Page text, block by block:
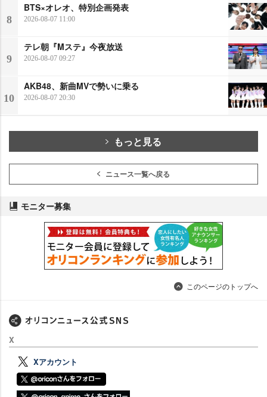
8
BTS×オレオ、特別企画発表
2026-08-07 11:00
9
テレ朝『Mステ』今夜放送
2026-08-07 09:27
10
AKB48、新曲MVで勢いに乗る
2026-08-07 20:30
もっと見る
ニュース一覧へ戻る
モニター募集
このページのトップへ
X
Xアカウント